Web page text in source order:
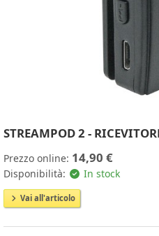
STREAMPOD 2 -
Prezzo online: 14,90 €
Disponibilità: In stock
Vai all'articolo